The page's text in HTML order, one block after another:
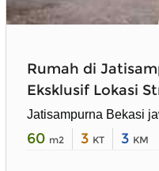
Rumah di
Eksklusif Lokasi
Jatisampurna Bekasi
60 m2 3 KT 3 KM